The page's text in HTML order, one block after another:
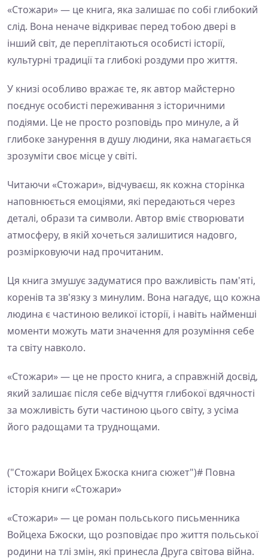
«Стожари» — це книга, яка залишає по собі глибокий
слід. Вона неначе відкриває перед тобою двері в
інший світ, де переплітаються особисті історії,
культурні традиції та глибокі роздуми про життя.
У книзі особливо вражає те, як автор майстерно
поєднує особисті переживання з історичними
подіями. Це не просто розповідь про минуле, а й
глибоке занурення в душу людини, яка намагається
зрозуміти своє місце у світі.
Читаючи «Стожари», відчуваєш, як кожна сторінка
наповнюється емоціями, які передаються через
деталі, образи та символи. Автор вміє створювати
атмосферу, в якій хочеться залишитися надовго,
розмірковуючи над прочитаним.
Ця книга змушує задуматися про важливість пам'яті,
коренів та зв'язку з минулим. Вона нагадує, що кожна
людина є частиною великої історії, і навіть найменші
моменти можуть мати значення для розуміння себе
та світу навколо.
«Стожари» — це не просто книга, а справжній досвід,
який залишає після себе відчуття глибокої вдячності
за можливість бути частиною цього світу, з усіма
його радощами та труднощами.
("Стожари Войцех Бжоска книга сюжет")# Повна
історія книги «Стожари»
«Стожари» — це роман польського письменника
Войцеха Бжоски, що розповідає про життя польської
родини на тлі змін, які принесла Друга світова війна.